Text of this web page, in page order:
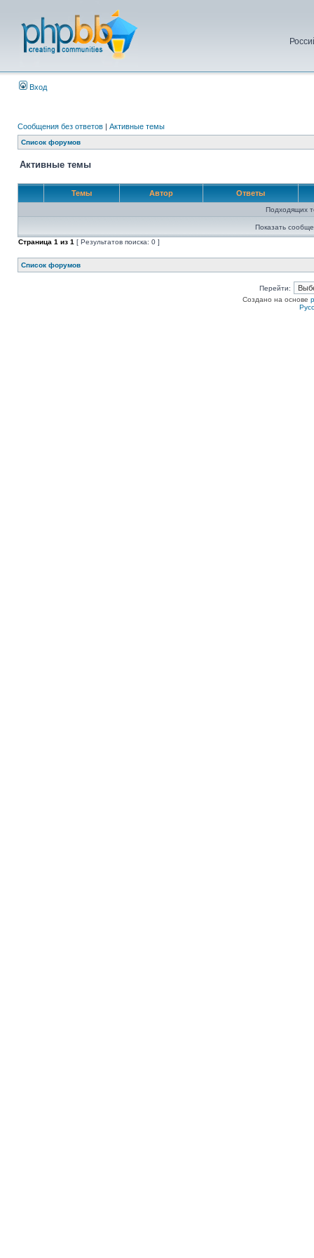
Вход
Сообщения без ответов | Активные темы
Список форумов
Активные темы
Темы Автор Ответы
Подходящих
Показать
Страница 1 из 1 [ Результатов поиска: 0 ]
Список форумов
Перейти:
Создано на основе